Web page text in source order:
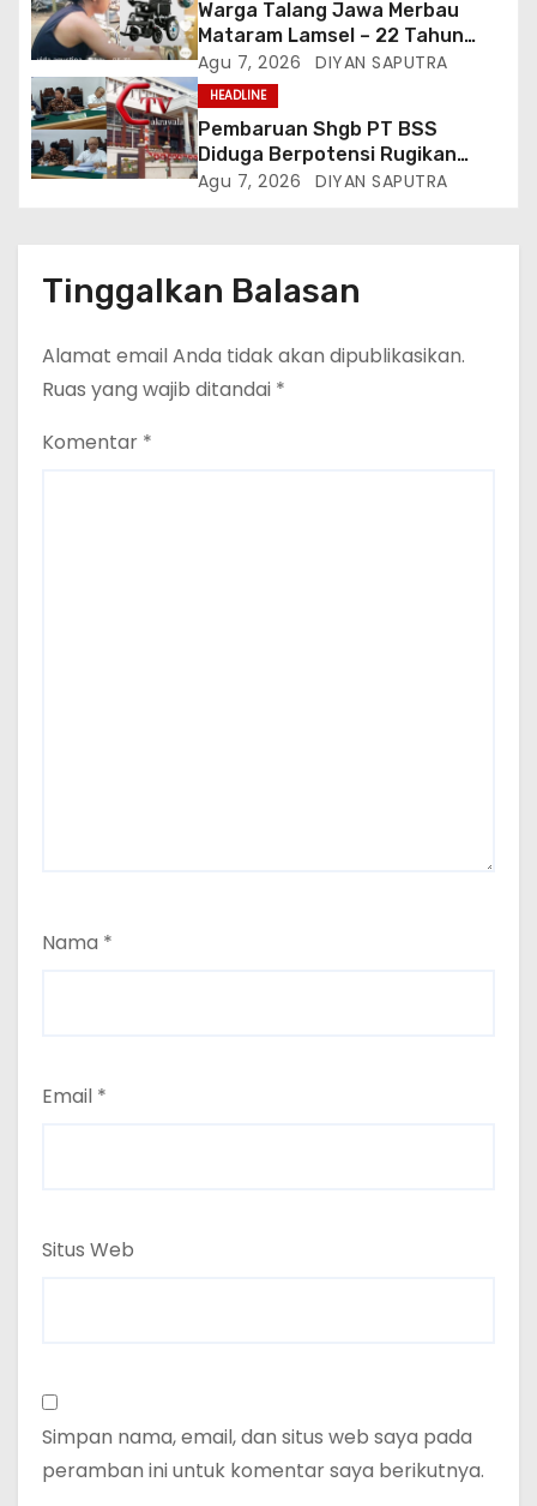
Warga Talang Jawa Merbau
Mataram Lamsel – 22 Tahun
Lumpuh Vina Agustina Viral Di
Tiktok Inginkan Kursi Roda
Listrik, Kepala Perwakilan
Provinsi Lampung Media
Cakrawala Tv Meminta Pemda
Lamsel Bertindak
Agu 7, 2026 DIYAN SAPUTRA
HEADLINE
Pembaruan Shgb PT BSS
Diduga Berpotensi Rugikan
Negara, Kementrian ATR/BPN Di
Agu 7, 2026 DIYAN SAPUTRA
Tinggalkan Balasan
Alamat email Anda tidak akan dipublikasikan.
Ruas yang wajib ditandai *
Komentar *
Nama *
Email *
Situs Web
Simpan nama, email, dan situs web saya pada
peramban ini untuk komentar saya berikutnya.